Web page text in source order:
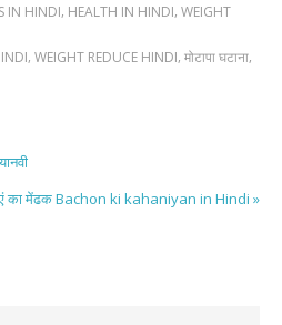
IN HINDI, HEALTH IN HINDI, WEIGHT
, WEIGHT REDUCE HINDI, मोटापा घटाना,
का मेंढक Bachon ki kahaniyan in Hindi »